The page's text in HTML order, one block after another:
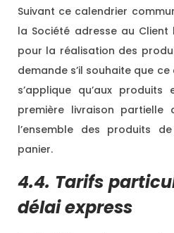
Suivant ce calendrier
la Société adresse au
pour la réalisation des
demande s’il souhaite que
s’applique qu’aux
première livraison
l’ensemble des produits
panier.
4.4. Tarifs
délai express